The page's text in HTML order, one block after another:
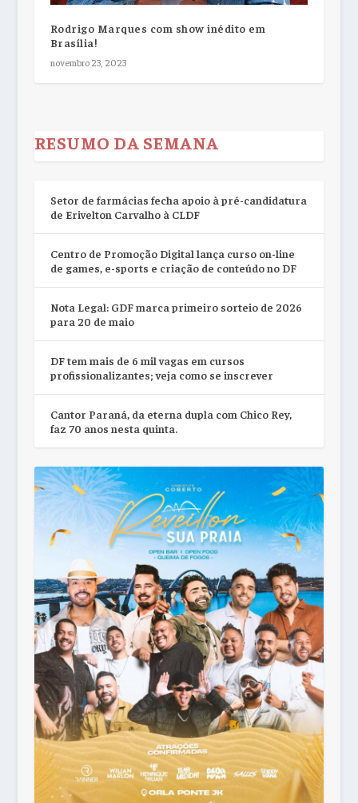
Rodrigo Marques com show inédito em
Brasília!
novembro 23, 2023
RESUMO DA SEMANA
Setor de farmácias fecha apoio à pré-candidatura
de Erivelton Carvalho à CLDF
Centro de Promoção Digital lança curso on-line
de games, e-sports e criação de conteúdo no DF
Nota Legal: GDF marca primeiro sorteio de 2026
para 20 de maio
DF tem mais de 6 mil vagas em cursos
profissionalizantes; veja como se inscrever
Cantor Paraná, da eterna dupla com Chico Rey,
faz 70 anos nesta quinta.